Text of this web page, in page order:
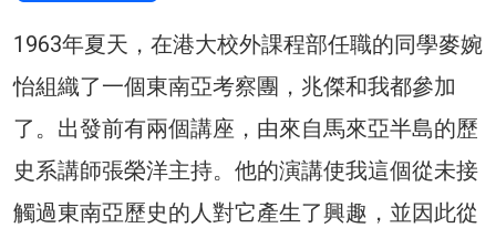
1963年夏天，在港大校外課程部任職的同學麥婉
怡組織了一個東南亞考察團，兆傑和我都參加
了。出發前有兩個講座，由來自馬來亞半島的歷
史系講師張榮洋主持。他的演講使我這個從未接
觸過東南亞歷史的人對它產生了興趣，並因此從